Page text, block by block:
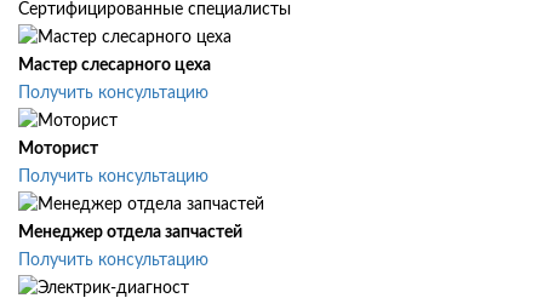
Сертифицированные специалисты
Мастер слесарного цеха
Получить консультацию
Моторист
Получить консультацию
Менеджер отдела запчастей
Получить консультацию